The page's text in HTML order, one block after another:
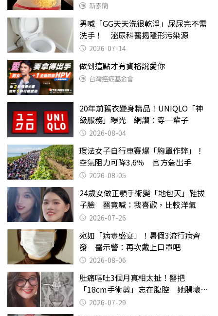
新素簡
男喊「GG天天洗很乾淨」尿尿完不需
洗手！ 泌尿科醫揭隱形污染源
2026-07-14
做到這點才有資格說愛你
台灣癌症基金會
20年前舊衣變身精品！UNIQLO「神
級服務」曝光 網讚：穿一輩子
2026-08-04
環法女子自行車賽爆「胸罩作弊」！
空氣阻力可降3.6％ 官方急出手
2026-08-05
24歲女做正顎手術變「地包天」鞋拔
子臉 醫竟喊：我喜歡，比較洋氣
2026-07-26
宛如「病毒盛宴」！暑假3流行病齊
發 醫示警：再次戴上口罩吧
2026-08-06
肚痛嘔吐3個月真相太扯！醫把
「18cm手術剪」忘在腹腔 她腸壞死
險喪命
2026-07-29